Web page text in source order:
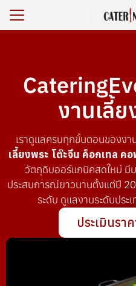
เรา
สิ่งแวดล้อม
ม
งานเลี้
เราดูแลครบทุกขั้นตอนของงา
เลี้ยงพระ โต๊ะจีน ค็อกเทล ค
วัตถุดิบออร์แกนิคสดใหม่ มี
ประสบการณ์ยาวนานตั้งแต่ปี
ระดับ ดูแลงานระดับประ
ประเมินรา